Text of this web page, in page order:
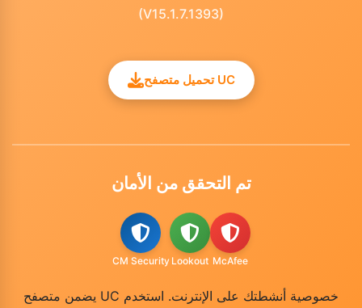
(V15.1.7.1393)
تحميل متصفح UC
تم التحقق من الأمان
CM Security Lookout McAfee
يضمن متصفح UC خصوصية أنشطتك على الإنترنت. استخدم